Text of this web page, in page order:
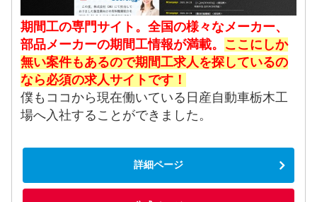
期間工の専門サイト。全国の様々なメーカー、
部品メーカーの期間工情報が満載。 ここにしか
無い案件もあるので期間工求人を探しているの
なら必須の求人サイトです！
僕もココから現在働いている日産自動車栃木工
場へ入社することができました。
詳細ページ